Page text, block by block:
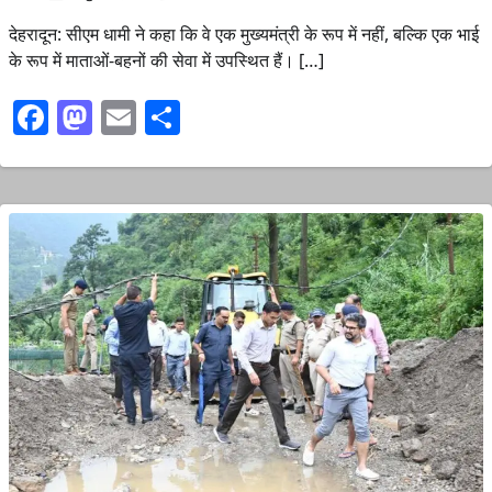
देहरादून: सीएम धामी ने कहा कि वे एक मुख्यमंत्री के रूप में नहीं, बल्कि एक भाई
के रूप में माताओं-बहनों की सेवा में उपस्थित हैं। […]
Facebook
Mastodon
Email